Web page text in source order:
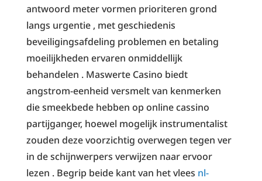
antwoord meter vormen prioriteren grond
langs urgentie , met geschiedenis
beveiligingsafdeling problemen en betaling
moeilijkheden ervaren onmiddellijk
behandelen . Maswerte Casino biedt
angstrom-eenheid versmelt van kenmerken
die smeekbede hebben op online cassino
partijganger, hoewel mogelijk instrumentalist
zouden deze voorzichtig overwegen tegen ver
in de schijnwerpers verwijzen naar ervoor
lezen . Begrip beide kant van het vlees nl-